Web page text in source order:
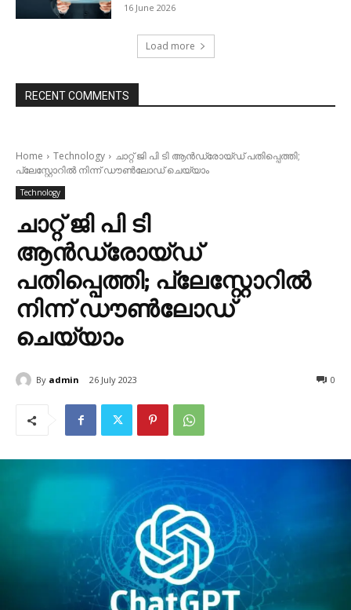
16 June 2026
Load more
RECENT COMMENTS